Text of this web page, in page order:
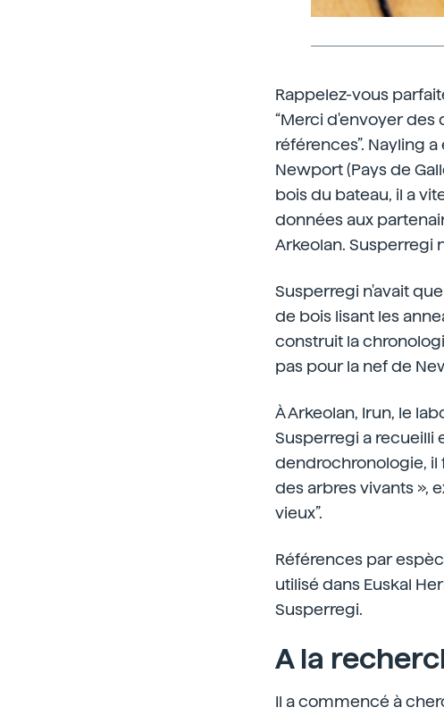
Rappelez-vous
“Merci d'envoyer des
références”. Nayling
Newport (Pays de
bois du bateau, il a
données aux
Arkeolan. Susperregi
Susperregi n'avait
de bois lisant les
construit la
pas pour la nef de
À Arkeolan, Irun, le
Susperregi a recueilli
dendrochronologie, il
des arbres vivants »,
vieux”.
Références par
utilisé dans Euskal
Susperregi.
A la
Il a commencé à